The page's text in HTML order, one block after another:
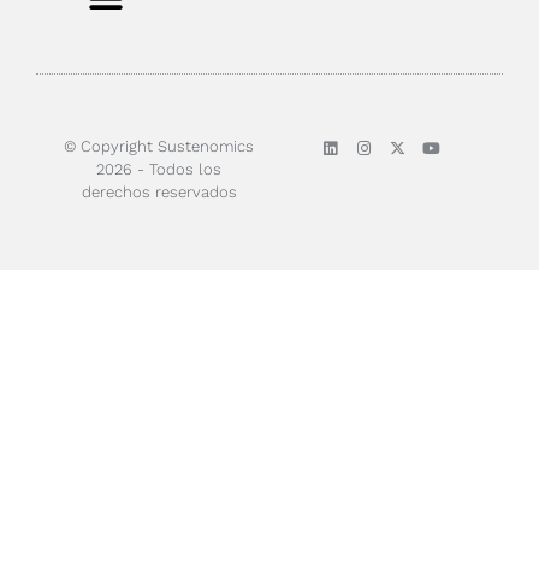
© Copyright Sustenomics
2026 - Todos los
derechos reservados